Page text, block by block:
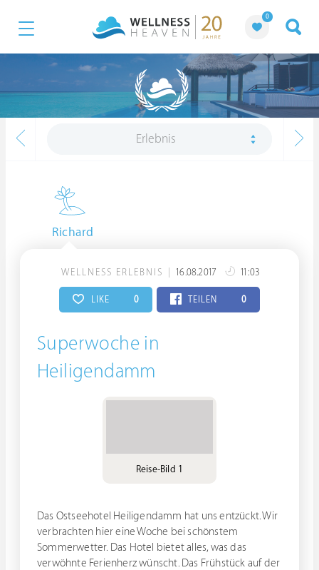
0
Erlebnis
Richard
WELLNESS ERLEBNIS 16.08.2017 11:03
LIKE 0 TEILEN 0
Superwoche in
Heiligendamm
Reise-Bild 1
Das Ostseehotel Heiligendamm hat uns entzückt. Wir
verbrachten hier eine Woche bei schönstem
Sommerwetter. Das Hotel bietet alles, was das
verwöhnte Ferienherz wünscht. Das Frühstück auf der